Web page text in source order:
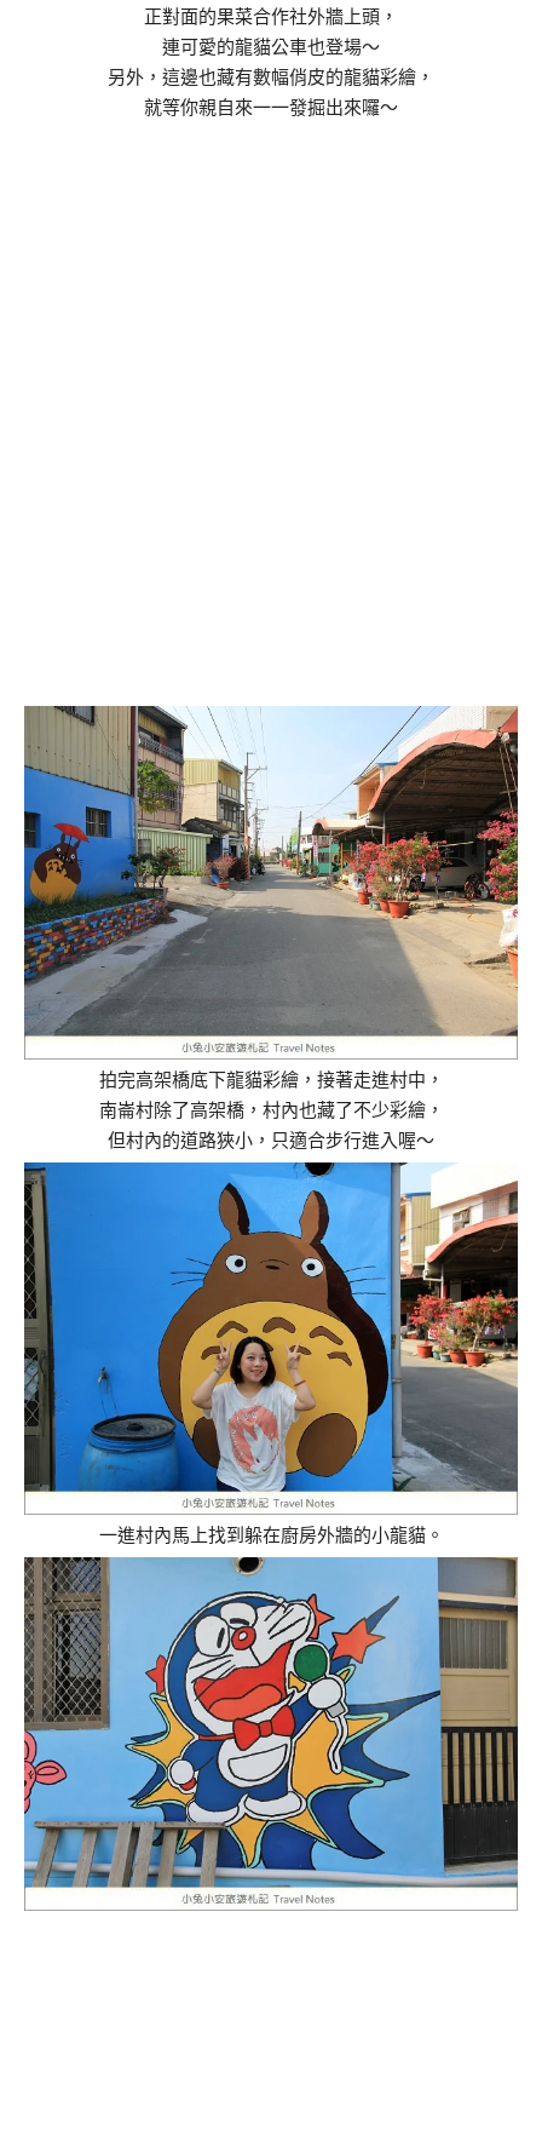
正對面的果菜合作社外牆上頭，
連可愛的龍貓公車也登場～
另外，這邊也藏有數幅俏皮的龍貓彩繪，
就等你親自來一一發掘出來囉～
拍完高架橋底下龍貓彩繪，接著走進村中，
南崙村除了高架橋，村內也藏了不少彩繪，
但村內的道路狹小，只適合步行進入喔～
一進村內馬上找到躲在廚房外牆的小龍貓。